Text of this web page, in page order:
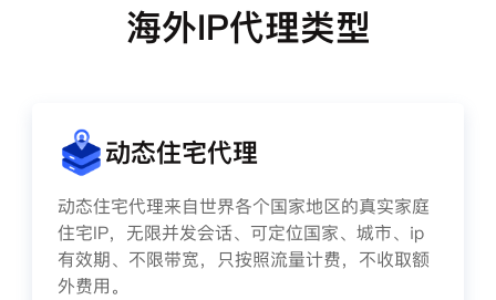
海外IP代理类型
动态住宅代理
动态住宅代理来自世界各个国家地区的真实家庭
住宅IP，无限并发会话、可定位国家、城市、ip
有效期、不限带宽，只按照流量计费，不收取额
外费用。